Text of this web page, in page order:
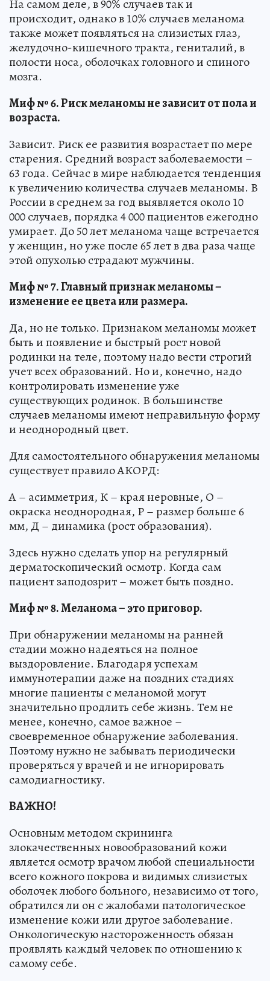
На самом деле, в 90% случаев так и
происходит, однако в 10% случаев меланома
также может появляться на слизистых глаз,
желудочно-кишечного тракта, гениталий, в
полости носа, оболочках головного и спиного
мозга.
Миф № 6. Риск меланомы не зависит от пола и
возраста.
Зависит. Риск ее развития возрастает по мере
старения. Средний возраст заболеваемости –
63 года. Сейчас в мире наблюдается тенденция
к увеличению количества случаев меланомы. В
России в среднем за год выявляется около 10
000 случаев, порядка 4 000 пациентов ежегодно
умирает. До 50 лет меланома чаще встречается
у женщин, но уже после 65 лет в два раза чаще
этой опухолью страдают мужчины.
Миф № 7. Главный признак меланомы –
изменение ее цвета или размера.
Да, но не только. Признаком меланомы может
быть и появление и быстрый рост новой
родинки на теле, поэтому надо вести строгий
учет всех образований. Но и, конечно, надо
контролировать изменение уже
существующих родинок. В большинстве
случаев меланомы имеют неправильную форму
и неоднородный цвет.
Для самостоятельного обнаружения меланомы
существует правило АКОРД:
А – асимметрия, К – края неровные, О –
окраска неоднородная, Р – размер больше 6
мм, Д – динамика (рост образования).
Здесь нужно сделать упор на регулярный
дерматоскопический осмотр. Когда сам
пациент заподозрит – может быть поздно.
Миф № 8. Меланома – это приговор.
При обнаружении меланомы на ранней
стадии можно надеяться на полное
выздоровление. Благодаря успехам
иммунотерапии даже на поздних стадиях
многие пациенты с меланомой могут
значительно продлить себе жизнь. Тем не
менее, конечно, самое важное –
своевременное обнаружение заболевания.
Поэтому нужно не забывать периодически
проверяться у врачей и не игнорировать
самодиагностику.
ВАЖНО!
Основным методом скрининга
злокачественных новообразований кожи
является осмотр врачом любой специальности
всего кожного покрова и видимых слизистых
оболочек любого больного, независимо от того,
обратился ли он с жалобами патологическое
изменение кожи или другое заболевание.
Онкологическую настороженность обязан
проявлять каждый человек по отношению к
самому себе.